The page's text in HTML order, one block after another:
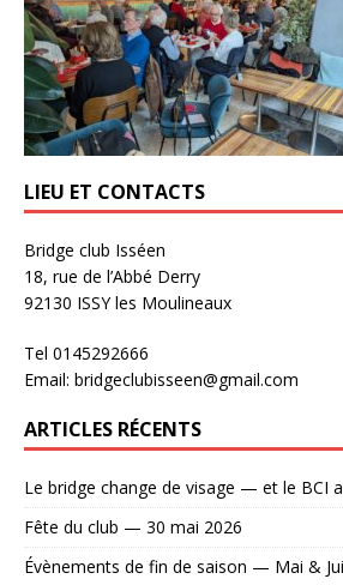
LIEU ET CONTACTS
Bridge club Isséen
18, rue de l’Abbé Derry
92130 ISSY les Moulineaux
Tel 0145292666
Email: bridgeclubisseen@gmail.com
ARTICLES RÉCENTS
Le bridge change de visage — et le BCI
Fête du club — 30 mai 2026
Évènements de fin de saison — Mai &